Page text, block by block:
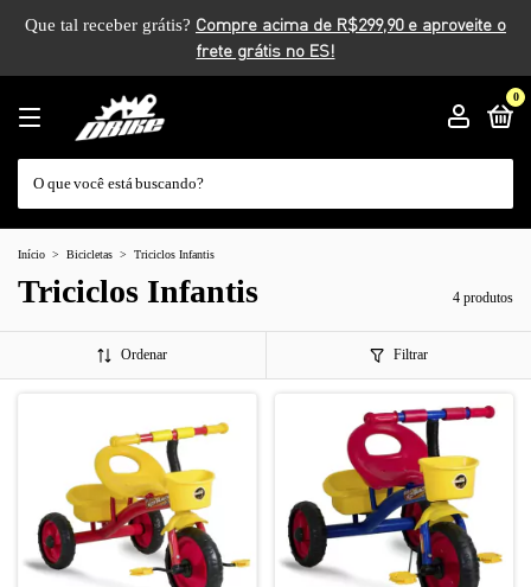
Que tal receber grátis?
0
Início > Bicicletas > Triciclos Infantis
Triciclos Infantis 4 produtos
Ordenar Filtrar